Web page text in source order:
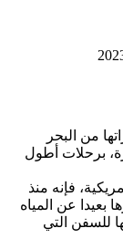
من البحر
برحلات أطول
فإنه منذ
عن المياه
للسفن التي